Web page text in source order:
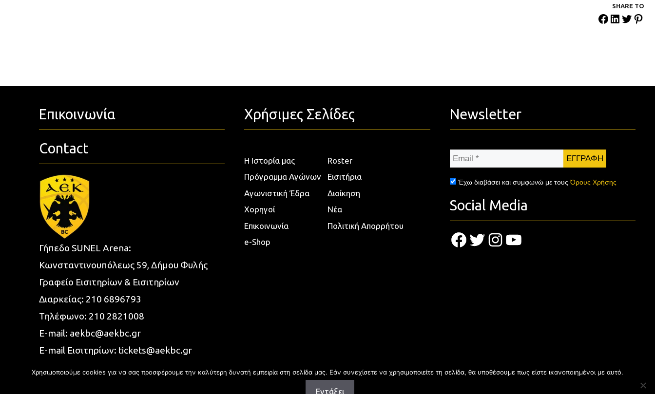
SHARE ΤΟ
Επικοινωνία
Contact
Γήπεδο SUNEL Arena:
Κωνσταντινουπόλεως 59, Δήμου Φυλής
Γραφείο Εισιτηρίων & Εισιτηρίων
Διαρκείας: 210 6896793
Τηλέφωνο: 210 2821008
E-mail: aekbc@aekbc.gr
E-mail Εισιτηρίων: tickets@aekbc.gr
Χρήσιμες Σελίδες
Η Ιστορία μας
Roster
Πρόγραμμα Αγώνων
Εισιτήρια
Αγωνιστική Έδρα
Διοίκηση
Χορηγοί
Νέα
Επικοινωνία
Πολιτική Απορρήτου
e-Shop
Newsletter
Email
Έχω διαβάσει και συμφωνώ με τουςΌρους Χρήσης
Social Media
Facebook
TwitterInstagram
YouTube
Χρησιμοποιούμε cookies για να σας προσφέρουμε την καλύτερη δυνατή εμπειρία στη σελίδα μας. Εάν συνεχίσετε να χρησιμοποιείτε τη σελίδα, θα υποθέσουμε πως είστε ικανοποιημένοι με αυτό.
Εντάξει